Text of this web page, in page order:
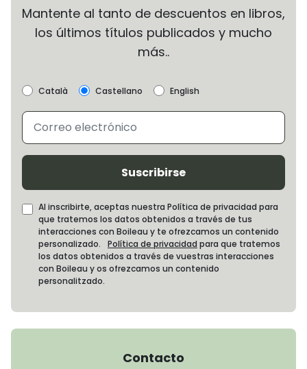
Mantente al tanto de descuentos en libros,
los últimos títulos publicados y mucho
más..
Català Castellano English
Suscribirse
Al inscribirte, aceptas nuestra Política de privacidad para
que tratemos los datos obtenidos a través de tus
interacciones con Boileau y te ofrezcamos un contenido
personalizado. Política de privacidad para que tratemos
los datos obtenidos a través de vuestras interacciones
con Boileau y os ofrezcamos un contenido
personalitzado.
Contacto